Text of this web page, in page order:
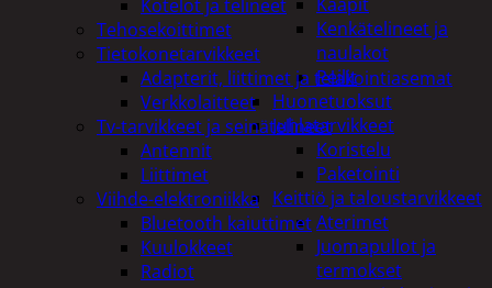
Kenkätelineet ja
naulakot
Peilit
Huonetuoksut
Juhlatarvikkeet
Koristelu
Paketointi
Keittiö ja taloustarvikkeet
Aterimet
Juomapullot ja
termokset
Kotelot ja telineet
Tehosekoittimet
Tietokonetarvikkeet
Adapterit, liittimet ja telakointiasemat
Verkkolaitteet
Tv-tarvikkeet ja seinätelineet
Antennit
Liittimet
Viihde-elektroniikka
Bluetooth kaiuttimet
Kuulokkeet
Radiot